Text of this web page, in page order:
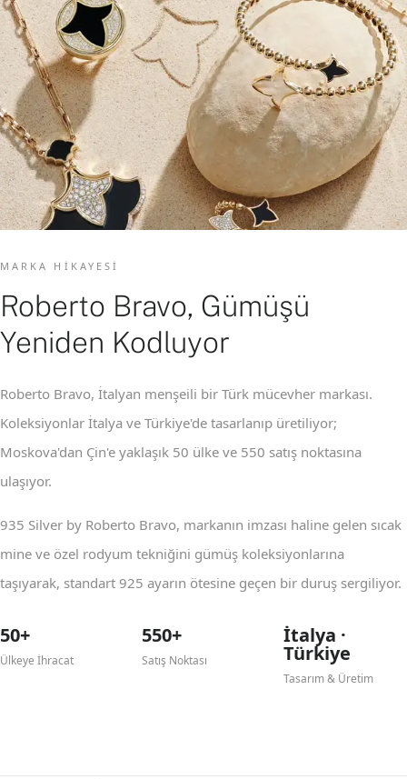
MARKA HIKAYESI
Roberto Bravo, Gümüşü
Yeniden Kodluyor
Roberto Bravo, İtalyan menşeili bir Türk mücevher markası.
Koleksiyonlar İtalya ve Türkiye'de tasarlanıp üretiliyor;
Moskova'dan Çin'e yaklaşık 50 ülke ve 550 satış noktasına
ulaşıyor.
935 Silver by Roberto Bravo, markanın imzası haline gelen sıcak
mine ve özel rodyum tekniğini gümüş koleksiyonlarına
taşıyarak, standart 925 ayarın ötesine geçen bir duruş sergiliyor.
50+
Ülkeye İhracat
550+
Satış Noktası
İtalya ·
Türkiye
Tasarım & Üretim